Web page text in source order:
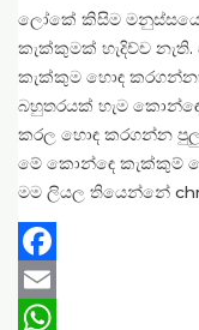
ලෝකේ කිසිම
කැක්කුමක් හැදිච්ච
කැක්කුම හොඳ
බහුතරයක් හැම
කරල හොඳ කරගන්න
මේ කොන්ඳෙ කැක්කුම්
මම ලියල තියෙන්නේ
Facebook
Email